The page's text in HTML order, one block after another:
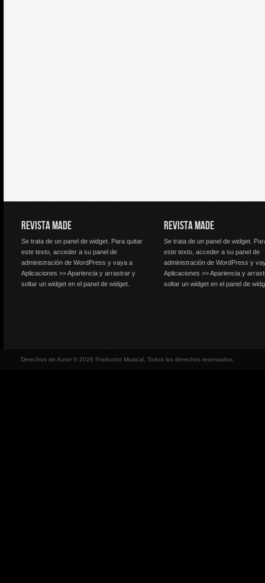
REVISTA MADE
Se trata de un panel de widget. Para quitar
este texto, acceder a su panel de
administración de WordPress y vaya a
Aplicaciones >> Apariencia y arrastrar y
soltar un widget en el panel de widget.
REVISTA MADE
Se trata de un panel de widget.
este texto, acceder a su panel de
administración de WordPress y
Aplicaciones >> Apariencia y
soltar un widget en el panel de
Derechos de Autor © 2026 Productor Musical, Todos los derechos reservados.